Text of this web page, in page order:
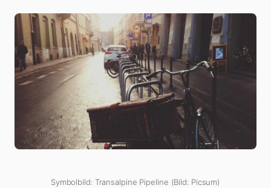
Symbolbild: Transalpine Pipeline (Bild: Picsum)